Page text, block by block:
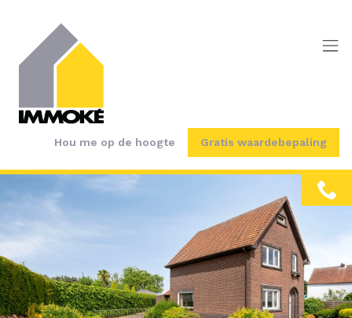
Hou me op de hoogte Gratis waardebepaling